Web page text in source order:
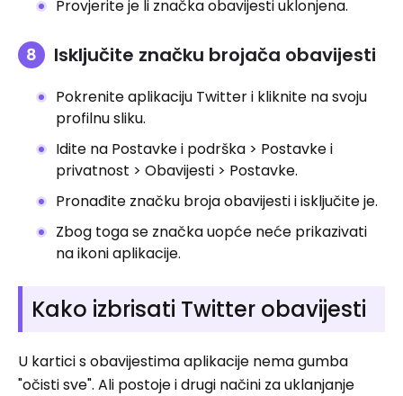
Provjerite je li značka obavijesti uklonjena.
Isključite značku brojača obavijesti
Pokrenite aplikaciju Twitter i kliknite na svoju
profilnu sliku.
Idite na Postavke i podrška > Postavke i
privatnost > Obavijesti > Postavke.
Pronađite značku broja obavijesti i isključite je.
Zbog toga se značka uopće neće prikazivati ​​
na ikoni aplikacije.
Kako izbrisati Twitter obavijesti
U kartici s obavijestima aplikacije nema gumba
"očisti sve". Ali postoje i drugi načini za uklanjanje